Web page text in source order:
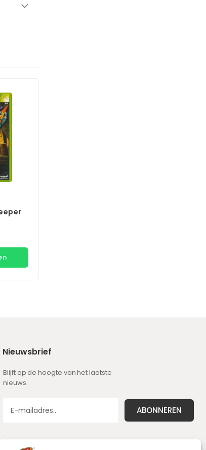
Nieuwsbrief
Blijft op de hoogte van het laatste
nieuws.